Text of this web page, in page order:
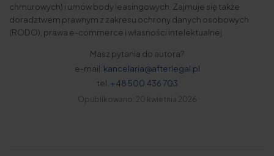
chmurowych) i umów body leasingowych. Zajmuje się także
doradztwem prawnym z zakresu ochrony danych osobowych
(RODO), prawa e-commerce i własności intelektualnej.
Masz pytania do autora?
e-mail: kancelaria@afterlegal.pl
tel. +48 500 436 703
Opublikowano: 20 kwietnia 2026